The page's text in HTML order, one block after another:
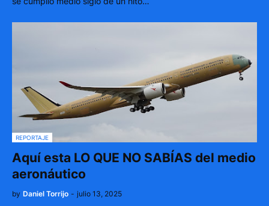
REPORTAJE
Aquí esta LO QUE NO SABÍAS del medio
aeronáutico
by Daniel Torrijo - julio 13, 2025